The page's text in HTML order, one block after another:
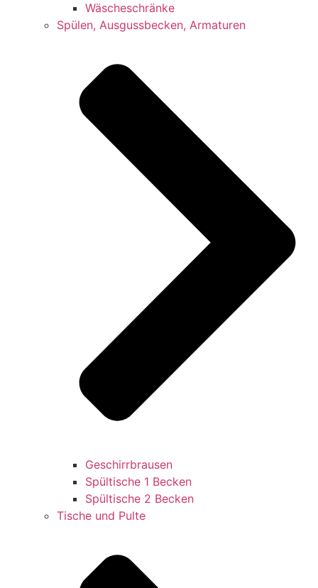
Wäscheschränke
Spülen, Ausgussbecken, Armaturen
Geschirrbrausen
Spültische 1 Becken
Spültische 2 Becken
Tische und Pulte